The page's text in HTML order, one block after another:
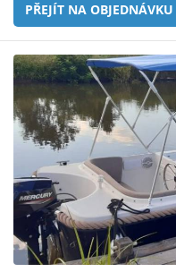
PŘEJÍT NA OBJEDNÁVKU